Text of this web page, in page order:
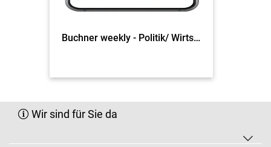
Buchner weekly - Politik/ Wirtschaft
Wir sind für Sie da